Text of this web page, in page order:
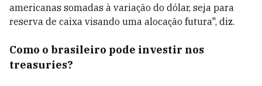
americanas somadas à variação do dólar, seja para
reserva de caixa visando uma alocação futura", diz.
Como o brasileiro pode investir nos
treasuries?